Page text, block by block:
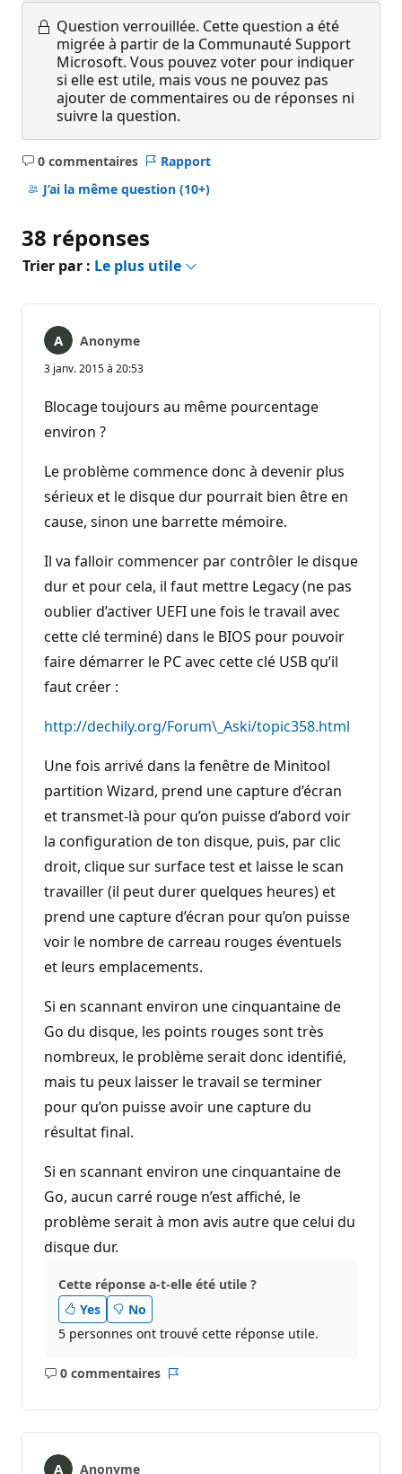
Question verrouillée. Cette question a été
migrée à partir de la Communauté Support
Microsoft. Vous pouvez voter pour indiquer
si elle est utile, mais vous ne pouvez pas
ajouter de commentaires ou de réponses ni
suivre la question.
0 commentaires
Aucun
commentaire
Rapport
J’ai la même question (10+)
38 réponses
Trier par : Le plus utile
Anonyme
3 janv. 2015 à 20:53
Blocage toujours au même pourcentage
environ ?
Le problème commence donc à devenir plus
sérieux et le disque dur pourrait bien être en
cause, sinon une barrette mémoire.
Il va falloir commencer par contrôler le disque
dur et pour cela, il faut mettre Legacy (ne pas
oublier d’activer UEFI une fois le travail avec
cette clé terminé) dans le BIOS pour pouvoir
faire démarrer le PC avec cette clé USB qu’il
faut créer :
http://dechily.org/Forum\_Aski/topic358.html
Une fois arrivé dans la fenêtre de Minitool
partition Wizard, prend une capture d’écran
et transmet-là pour qu’on puisse d’abord voir
la configuration de ton disque, puis, par clic
droit, clique sur surface test et laisse le scan
travailler (il peut durer quelques heures) et
prend une capture d’écran pour qu’on puisse
voir le nombre de carreau rouges éventuels
et leurs emplacements.
Si en scannant environ une cinquantaine de
Go du disque, les points rouges sont très
nombreux, le problème serait donc identifié,
mais tu peux laisser le travail se terminer
pour qu’on puisse avoir une capture du
résultat final.
Si en scannant environ une cinquantaine de
Go, aucun carré rouge n’est affiché, le
problème serait à mon avis autre que celui du
disque dur.
Cette réponse a-t-elle été utile ?
Yes
No
5 personnes ont trouvé cette réponse utile.
0 commentaires
Aucun
Anonyme